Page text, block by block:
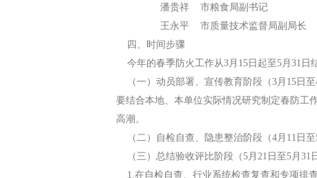
潘贵祥 市粮食局副书记
王永平 市质量技术监督局副局长
四、时间步骤
今年的春季防火工作从3月15日起至5月31日
（一）动员部署、宣传教育阶段（3月15日至
要结合本地、本单位实际情况研究制定春防工
高潮。
（二）自检自查、隐患整治阶段（4月11日至
（三）总结验收评比阶段（5月21日至5月31
1.在自检自查、行业系统检查复查和专项排